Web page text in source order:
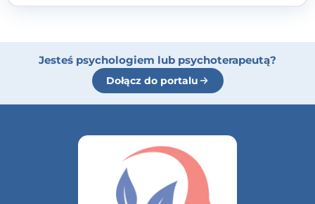
oraz online.
Jesteś psychologiem lub psychoterapeutą?
Dołącz do portalu